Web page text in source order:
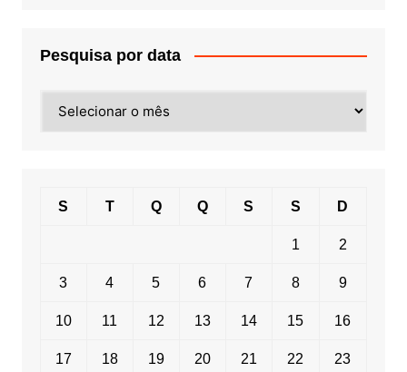
Pesquisa por data
por
S T Q Q S S D
1 2
3 4 5 6 7 8 9
10 11 12 13 14 15 16
17 18 19 20 21 22 23